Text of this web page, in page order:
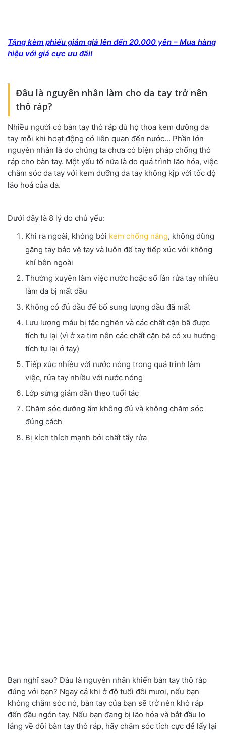
Tặng kèm phiếu giảm giá lên đến 20.000 yên – Mua hàng
hiệu với giá cực ưu đãi!
Đâu là nguyên nhân làm cho da tay trở nên
thô ráp?
Nhiều người có bàn tay thô ráp dù họ thoa kem dưỡng da
tay mỗi khi hoạt động có liên quan đến nước… Phần lớn
nguyên nhân là do chúng ta chưa có biện pháp chống thô
ráp cho bàn tay. Một yếu tố nữa là do quá trình lão hóa, việc
chăm sóc da tay với kem dưỡng da tay không kịp với tốc độ
lão hoá của da.
Dưới đây là 8 lý do chủ yếu:
Khi ra ngoài, không bôi kem chống nắng, không dùng
găng tay bảo vệ tay và luôn để tay tiếp xúc với không
khí bên ngoài
Thường xuyên làm việc nước hoặc số lần rửa tay nhiều
làm da bị mất dầu
Không có đủ dầu để bổ sung lượng dầu đã mất
Lưu lượng máu bị tắc nghẽn và các chất cặn bã được
tích tụ lại (vì ở xa tim nên các chất cặn bã có xu hướng
tích tụ lại ở tay)
Tiếp xúc nhiều với nước nóng trong quá trình làm
việc, rửa tay nhiều với nước nóng
Lớp sừng giảm dần theo tuổi tác
Chăm sóc dưỡng ẩm không đủ và không chăm sóc
đúng cách
Bị kích thích mạnh bởi chất tẩy rửa
Bạn nghĩ sao? Đâu là nguyên nhân khiến bàn tay thô ráp
đúng với bạn? Ngay cả khi ở độ tuổi đôi mươi, nếu bạn
không chăm sóc nó, bàn tay của bạn sẽ trở nên khô ráp
đến đầu ngón tay. Nếu bạn đang bị lão hóa và bắt đầu lo
lắng về đôi bàn tay thô ráp, hãy chăm sóc tích cực để lấy lại